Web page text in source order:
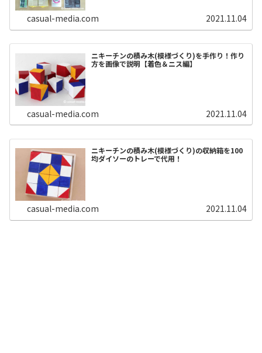
casual-media.com 2021.11.04
ニキーチンの積み木(模様づくり)を手作り！作り
方を画像で説明【着色＆ニス編】
casual-media.com 2021.11.04
ニキーチンの積み木(模様づくり)の収納箱を100
均ダイソーのトレーで代用！
casual-media.com 2021.11.04